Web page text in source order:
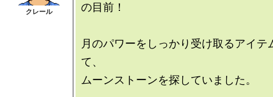
の目前！
月のパワーをしっかり受け取るアイテ
て、
ムーンストーンを探していました。